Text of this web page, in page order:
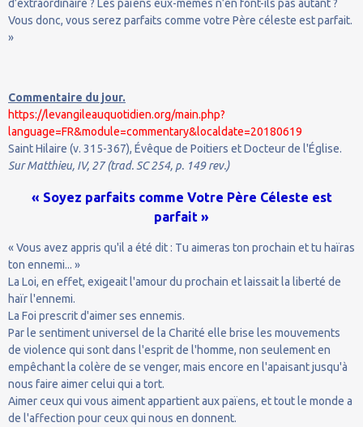
d’extraordinaire ? Les païens eux-mêmes n’en font-ils pas autant ?
Vous donc, vous serez parfaits comme votre Père céleste est parfait.
»
Commentaire du jour.
https://levangileauquotidien.org/main.php?
language=FR&module=commentary&localdate=20180619
Saint Hilaire (v. 315-367), Évêque de Poitiers et Docteur de l'Église.
Sur Matthieu, IV, 27 (trad. SC 254, p. 149 rev.)
« Soyez parfaits comme Votre Père Céleste est
parfait »
« Vous avez appris qu'il a été dit : Tu aimeras ton prochain et tu haïras
ton ennemi... »
La Loi, en effet, exigeait l'amour du prochain et laissait la liberté de
haïr l'ennemi.
La Foi prescrit d'aimer ses ennemis.
Par le sentiment universel de la Charité elle brise les mouvements
de violence qui sont dans l'esprit de l'homme, non seulement en
empêchant la colère de se venger, mais encore en l'apaisant jusqu'à
nous faire aimer celui qui a tort.
Aimer ceux qui vous aiment appartient aux païens, et tout le monde a
de l'affection pour ceux qui nous en donnent.